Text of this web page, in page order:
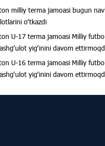
milliy terma jamoasi bugun
oʻtkazdi
U-17 terma jamoasi Milliy
yigʻinini davom
U-16 terma jamoasi Milliy
yigʻinini davom